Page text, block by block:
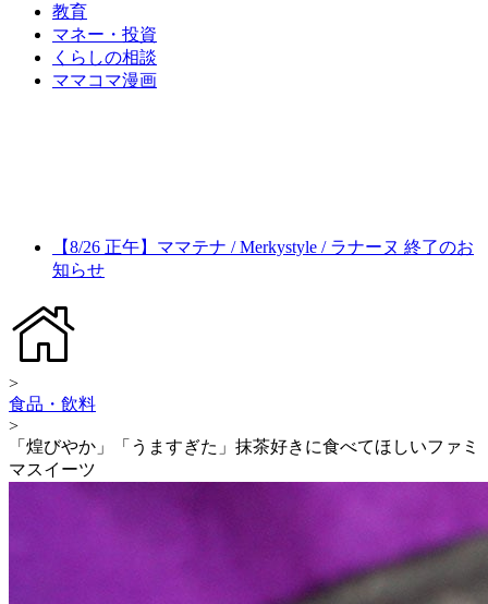
教育
マネー・投資
くらしの相談
ママコマ漫画
【8/26 正午】ママテナ / Merkystyle / ラナーヌ 終了のお
知らせ
>
食品・飲料
>
「煌びやか」「うますぎた」抹茶好きに食べてほしいファミ
マスイーツ